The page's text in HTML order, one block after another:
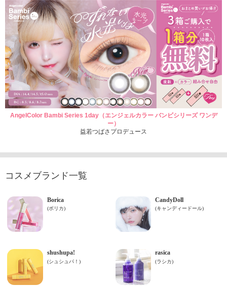
AngelColor Bambi Series 1day（エンジェルカラー バンビシリーズ ワンデ
ー）
益若つばさプロデュース
コスメブランド一覧